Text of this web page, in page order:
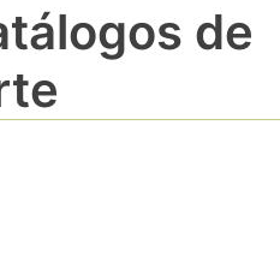
de